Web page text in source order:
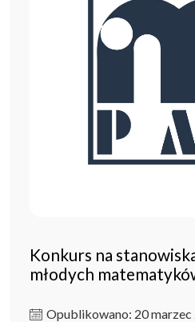
Konkurs na
młodych
Opublikowano: 20 marzec